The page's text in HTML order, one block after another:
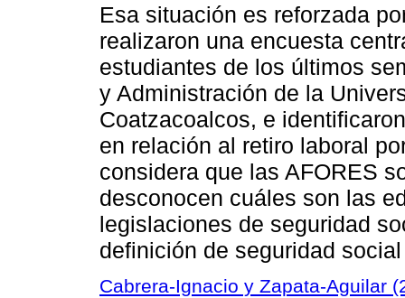
Esa situación es reforzada
realizaron una encuesta
estudiantes de los últimos
y Administración de la
Coatzacoalcos, e
en relación al retiro laboral
considera que las AFORES
desconocen cuáles son las
legislaciones de seguridad
definición de seguridad
Cabrera-Ignacio y Zapata-Aguilar